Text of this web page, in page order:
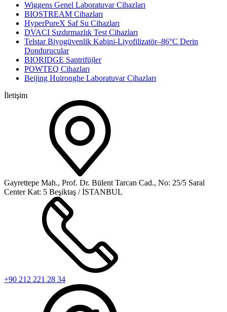
Wiggens Genel Laboratuvar Cihazları
BIOSTREAM Cihazları
HyperPureX Saf Su Cihazları
DVACI Sızdırmazlık Test Cihazları
Telstar Biyogüvenlik Kabini-Liyofilizatör–86°C Derin
Dondurucular
BIORIDGE Santrifüjler
POWTEQ Cihazları
Beijing Huironghe Laboratuvar Cihazları
İletişim
Gayrettepe Mah., Prof. Dr. Bülent Tarcan Cad., No: 25/5 Saral
Center Kat: 5 Beşiktaş / İSTANBUL
+90 212 221 28 34